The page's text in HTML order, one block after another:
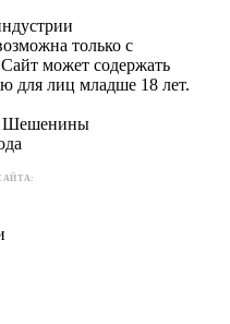
только с
может содержать
для лиц младше 18 лет.
Шешенины